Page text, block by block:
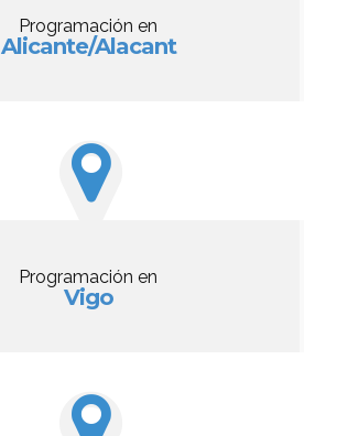
Programación en
Alicante/Alacant
Programación en
Vigo